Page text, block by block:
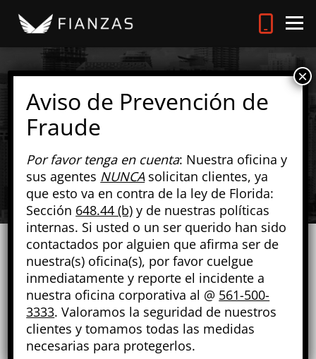
¿CÓMO SABER SI TIENES
UNA ORDEN DE ARRESTO
EN EL CONDADO DE
MONROE?
A SU SERVICIO LAS 24H
CONTACTEFIANZAS
Por favor tenga en cuenta: Nuestra oficina y
sus agentes NUNCAsolicitan clientes, ya
que esto va en contra de la ley de Florida:
Sección 648.44 (b) y de nuestras políticas
internas. Si usted o un ser querido han sido
contactados por alguien que afirma ser de
nuestra(s) oficina(s), por favor cuelgue
inmediatamente y reporte el incidente a
nuestra oficina corporativa al @ 561-500-
3333. Valoramos la seguridad de nuestros
clientes y tomamos todas las medidas
necesarias para protegerlos.